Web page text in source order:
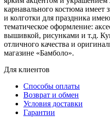
карнавального костюма имеет
и колготки для праздника
тематическое оформление:
вышивкой, рисунками и т.д.
отличного качества и
магазине «Бамболо».
Для клиентов
Способы оплаты
Возврат и обмен
Условия доставки
Гарантии